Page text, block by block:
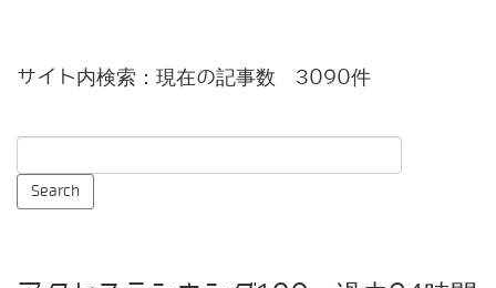
サイト内検索：現在の記事数 3090件